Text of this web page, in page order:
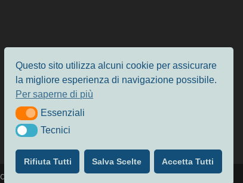
Chi siamo Privacy & Cookie Policy
Questo sito utilizza alcuni cookie per assicurare
la migliore esperienza di navigazione possibile.
Per saperne di più
EssenzialiEssenziali
TecniciTecnici
Rifiuta Tutti Salva Scelte Accetta Tutti